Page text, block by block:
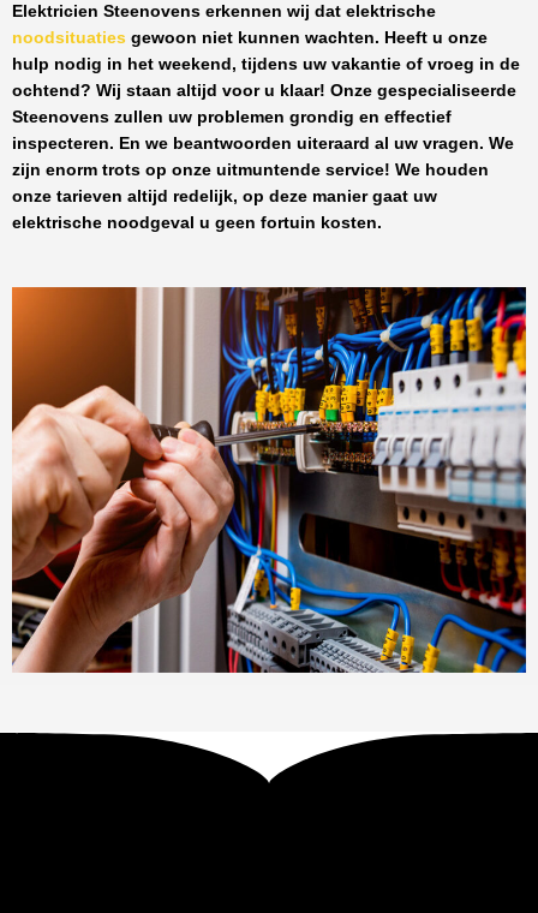
Elektricien Steenovens erkennen wij dat elektrische
noodsituaties gewoon niet kunnen wachten. Heeft u onze
hulp nodig in het weekend, tijdens uw vakantie of vroeg in de
ochtend? Wij staan altijd voor u klaar! Onze gespecialiseerde
Steenovens zullen uw problemen grondig en effectief
inspecteren. En we beantwoorden uiteraard al uw vragen. We
zijn enorm trots op onze uitmuntende service! We houden
onze tarieven altijd redelijk, op deze manier gaat uw
elektrische noodgeval u geen fortuin kosten.